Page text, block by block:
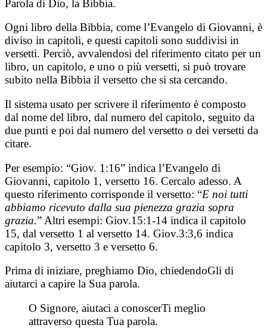
Parola di Dio, la Bibbia.
Ogni libro della Bibbia, come l’Evangelo di Giovanni, è
diviso in capitoli, e questi capitoli sono suddivisi in
versetti. Perciò, avvalendosi del riferimento citato per un
libro, un capitolo, e uno o più versetti, si può trovare
subito nella Bibbia il versetto che si sta cercando.
Il sistema usato per scrivere il riferimento è composto
dal nome del libro, dal numero del capitolo, seguito da
due punti e poi dal numero del versetto o dei versetti da
citare.
Per esempio: “Giov. 1:16” indica l’Evangelo di
Giovanni, capitolo 1, versetto 16. Cercalo adesso. A
questo riferimento corrisponde il versetto: “E noi tutti
abbiamo ricevuto dalla sua pienezza grazia sopra
grazia.” Altri esempi: Giov.15:1-14 indica il capitolo
15, dal versetto 1 al versetto 14. Giov.3:3,6 indica
capitolo 3, versetto 3 e versetto 6.
Prima di iniziare, preghiamo Dio, chiedendoGli di
aiutarci a capire la Sua parola.
O Signore, aiutaci a conoscerTi meglio
attraverso questa Tua parola.